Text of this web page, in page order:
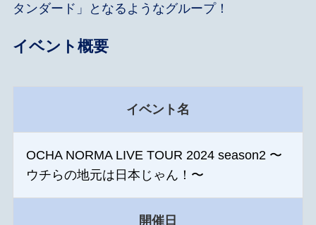
タンダード」となるようなグループ！
イベント概要
イベント名
OCHA NORMA LIVE TOUR 2024 season2 〜
ウチらの地元は日本じゃん！〜
開催日